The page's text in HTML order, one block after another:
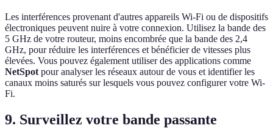
Les interférences provenant d'autres appareils Wi-Fi ou de dispositifs
électroniques peuvent nuire à votre connexion. Utilisez la bande des
5 GHz de votre routeur, moins encombrée que la bande des 2,4
GHz, pour réduire les interférences et bénéficier de vitesses plus
élevées. Vous pouvez également utiliser des applications comme
NetSpot pour analyser les réseaux autour de vous et identifier les
canaux moins saturés sur lesquels vous pouvez configurer votre Wi-
Fi.
9. Surveillez votre bande passante